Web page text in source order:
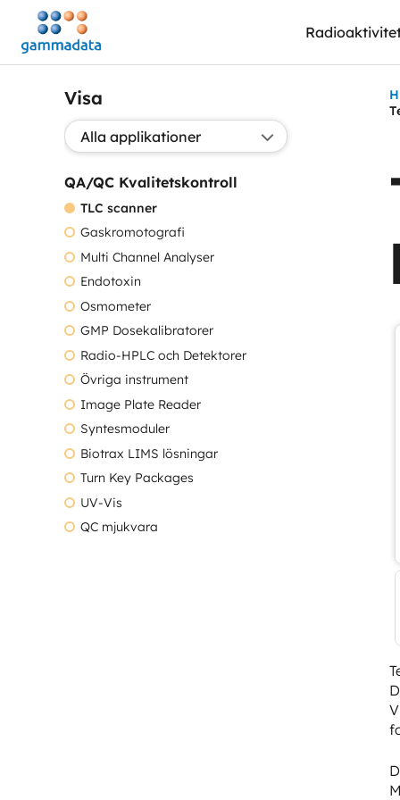
Hoppa
huvudinnehållt
Visa
Välj applikation:
QA/QC Kvalitetskontroll
TLC scanner
Gaskromotografi
Multi Channel Analyser
Endotoxin
Osmometer
GMP Dosekalibratorer
Radio-HPLC och Detektorer
Övriga instrument
Image Plate Reader
Syntesmoduler
Biotrax LIMS lösningar
Turn Key Packages
UV-Vis
QC mjukvara